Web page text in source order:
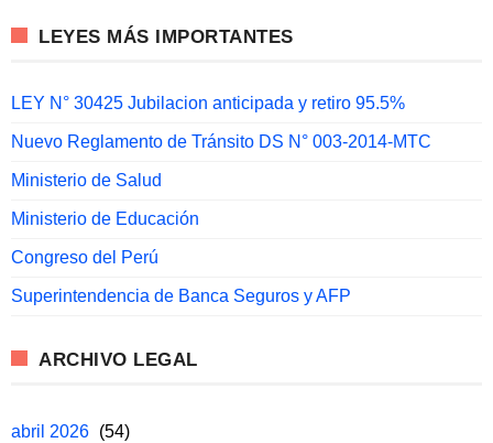
LEYES MÁS IMPORTANTES
LEY N° 30425 Jubilacion anticipada y retiro 95.5%
Nuevo Reglamento de Tránsito DS N° 003-2014-MTC
Ministerio de Salud
Ministerio de Educación
Congreso del Perú
Superintendencia de Banca Seguros y AFP
ARCHIVO LEGAL
abril 2026 (54)